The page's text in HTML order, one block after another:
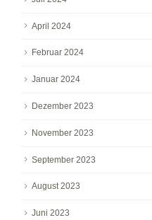
April 2024
Februar 2024
Januar 2024
Dezember 2023
November 2023
September 2023
August 2023
Juni 2023